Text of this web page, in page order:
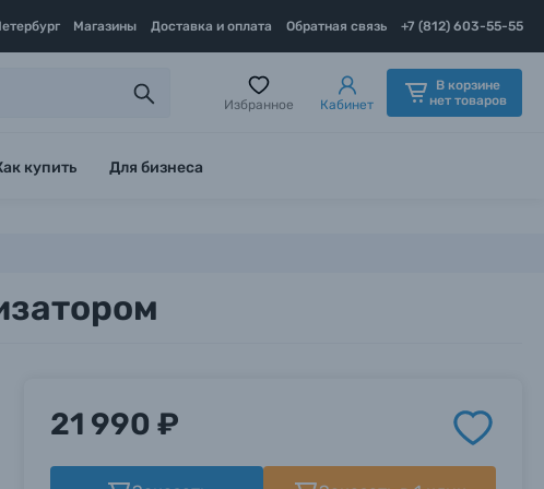
Магазины Доставка и оплата Обратная связь +7 (812) 603-55-55
Избранное Кабинет
В корзине
нет товаров
купить Для бизнеса
21 990 ₽